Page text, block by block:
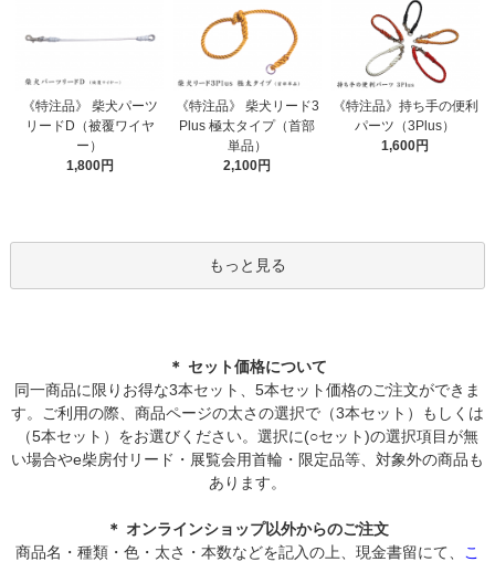
《特注品》 柴犬パーツ
リードD（被覆ワイヤ
ー）
1,800円
《特注品》 柴犬リード3
Plus 極太タイプ（首部
単品）
2,100円
《特注品》持ち手の便利
パーツ（3Plus）
1,600円
もっと見る
＊ セット価格について
同一商品に限りお得な3本セット、5本セット価格のご注文ができま
す。ご利用の際、商品ページの太さの選択で（3本セット）もしくは
（5本セット）をお選びください。選択に(○セット)の選択項目が無
い場合やe柴房付リード・展覧会用首輪・限定品等、対象外の商品も
あります。
＊ オンラインショップ以外からのご注文
商品名・種類・色・太さ・本数などを記入の上、現金書留にて、
こ